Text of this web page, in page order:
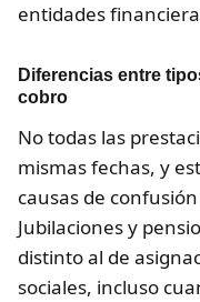
entidades
Diferencias entre
cobro
No todas las
mismas fechas, y
causas de
Jubilaciones y
distinto al de
sociales, incluso